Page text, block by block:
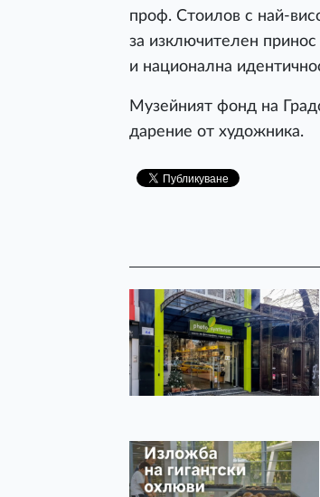
проф. Стоилов с най-
за изключителен принос
и национална
Музейният фонд на
дарение от художника.